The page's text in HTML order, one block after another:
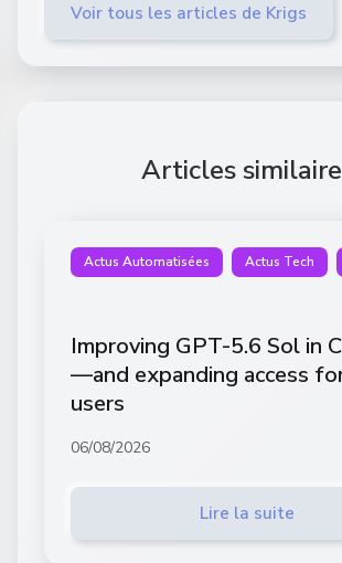
Voir tous les articles de Krigs
Articles
Actus Automatisées Actus Tech
Improving GPT-5.6 Sol in
—and expanding access
users
06/08/2026
Lire la suite